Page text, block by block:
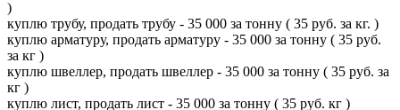
)
куплю трубу, продать трубу - 35 000 за тонну ( 35 руб. за кг. )
куплю арматуру, продать арматуру - 35 000 за тонну ( 35 руб.
за кг )
куплю швеллер, продать швеллер - 35 000 за тонну ( 35 руб. за
кг )
куплю лист, продать лист - 35 000 за тонну ( 35 руб. кг )